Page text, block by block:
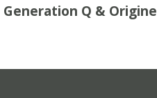
Generation Q & Origine